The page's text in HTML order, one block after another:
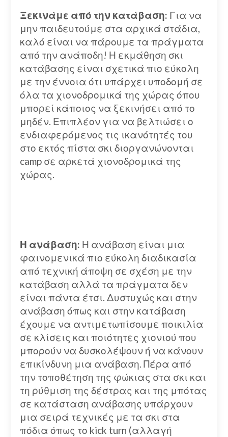
Ξεκινάμε από την κατάβαση: Για να
μην παιδευτούμε στα αρχικά στάδια,
καλό είναι να πάρουμε τα πράγματα
από την ανάποδη! Η εκμάθηση σκι
κατάβασης είναι σχετικά πιο εύκολη
με την έννοια ότι υπάρχει υποδομή σε
όλα τα χιονοδρομικά της χώρας όπου
μπορεί κάποιος να ξεκινήσει από το
μηδέν. Επιπλέον για να βελτιώσει ο
ενδιαφερόμενος τις ικανότητές του
στο εκτός πίστα σκι διοργανώνονται
camp σε αρκετά χιονοδρομικά της
χώρας.
Η ανάβαση: Η ανάβαση είναι μια
φαινομενικά πιο εύκολη διαδικασία
από τεχνική άποψη σε σχέση με την
κατάβαση αλλά τα πράγματα δεν
είναι πάντα έτσι. Δυστυχώς και στην
ανάβαση όπως και στην κατάβαση
έχουμε να αντιμετωπίσουμε ποικιλία
σε κλίσεις και ποιότητες χιονιού που
μπορούν να δυσκολέψουν ή να κάνουν
επικίνδυνη μια ανάβαση. Πέρα από
την τοποθέτηση της φώκιας στα σκι και
τη ρύθμιση της δέστρας και της μπότας
σε κατάσταση ανάβασης υπάρχουν
μια σειρά τεχνικές με τα σκι στα
πόδια όπως το kick turn (αλλαγή